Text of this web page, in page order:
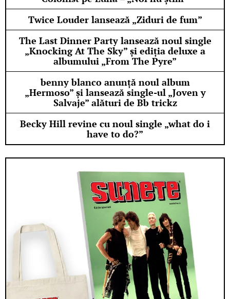
Twice Louder lansează „Ziduri de fum”
The Last Dinner Party lansează noul single
„Knocking At The Sky” și ediția deluxe a
albumului „From The Pyre”
benny blanco anunță noul album
„Hermoso” și lansează single-ul „Joven y
Salvaje” alături de Bb trickz
Becky Hill revine cu noul single „what do i
have to do?”